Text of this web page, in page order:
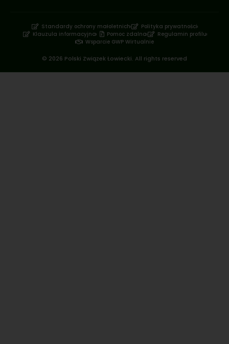
© 2026 Polski Związek Łowiecki. All rights reserved
Standardy ochrony małoletnich
Polityka prywatności
Klauzula informacyjna
Pomoc zdalna
Regulamin profilu
Wsparcie GWP Wirtualnie